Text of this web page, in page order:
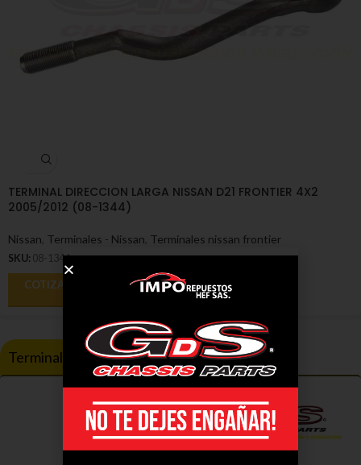
TERMINAL DIRECCION LARGA NISSAN D21 FRONTIER 4X2
2005/2012 (08-1344)
Nissan Terminales - Nissan Terminales nissan frontier
SKU: 08-1344
COTIZAR
Terminales compatibles con March